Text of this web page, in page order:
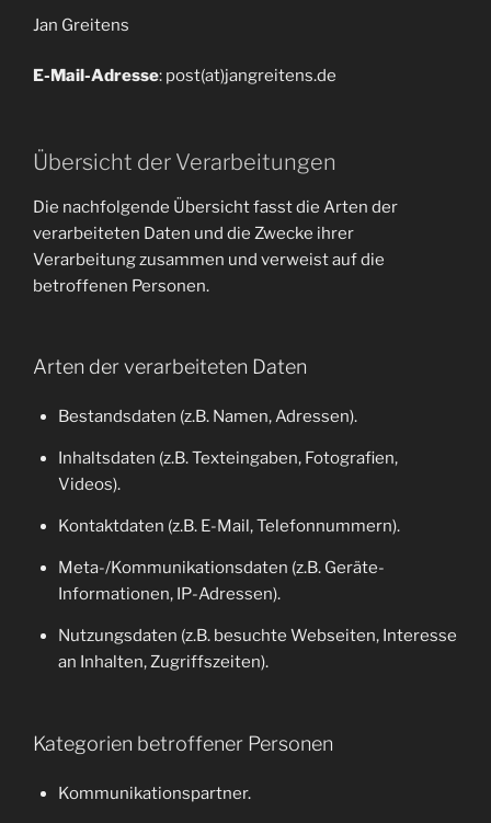
Jan Greitens
E-Mail-Adresse: post(at)jangreitens.de
Übersicht der Verarbeitungen
Die nachfolgende Übersicht fasst die Arten der
verarbeiteten Daten und die Zwecke ihrer
Verarbeitung zusammen und verweist auf die
betroffenen Personen.
Arten der verarbeiteten Daten
Bestandsdaten (z.B. Namen, Adressen).
Inhaltsdaten (z.B. Texteingaben, Fotografien,
Videos).
Kontaktdaten (z.B. E-Mail, Telefonnummern).
Meta-/Kommunikationsdaten (z.B. Geräte-
Informationen, IP-Adressen).
Nutzungsdaten (z.B. besuchte Webseiten, Interesse
an Inhalten, Zugriffszeiten).
Kategorien betroffener Personen
Kommunikationspartner.